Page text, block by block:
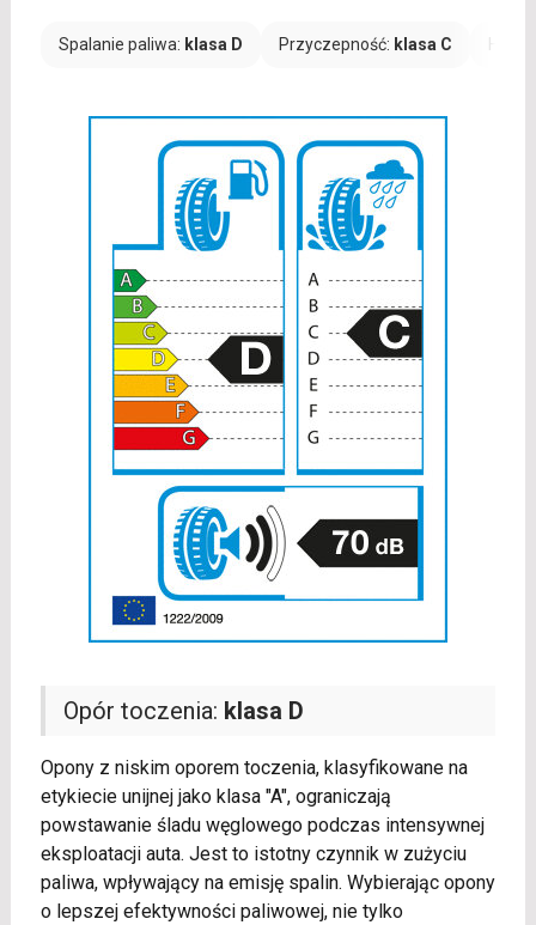
Spalanie paliwa: klasa D Przyczepność: klasa C
Opór toczenia: klasa D
Opony z niskim oporem toczenia, klasyfikowane na
etykiecie unijnej jako klasa "A", ograniczają
powstawanie śladu węglowego podczas intensywnej
eksploatacji auta. Jest to istotny czynnik w zużyciu
paliwa, wpływający na emisję spalin. Wybierając opony
o lepszej efektywności paliwowej, nie tylko